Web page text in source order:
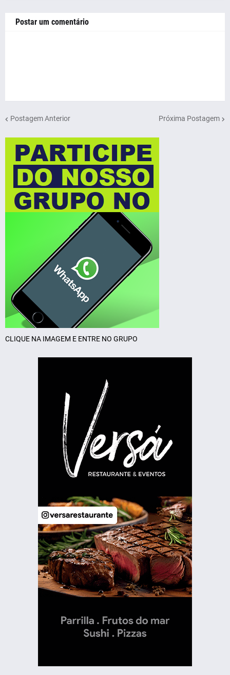
Postar um comentário
Postagem Anterior Próxima Postagem
CLIQUE NA IMAGEM E ENTRE NO GRUPO